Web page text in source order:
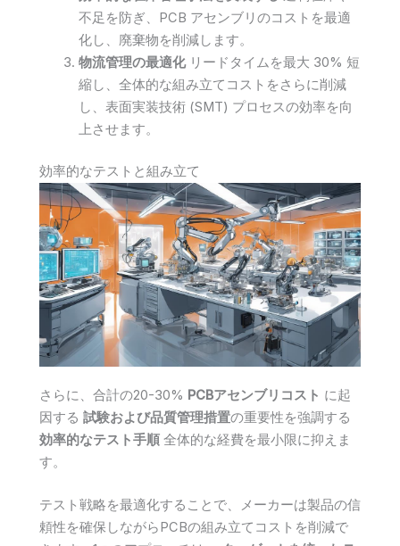
不足を防ぎ、PCB アセンブリのコストを最適
化し、廃棄物を削減します。
物流管理の最適化リードタイムを最大 30% 短
縮し、全体的な組み立てコストをさらに削減
し、表面実装技術 (SMT) プロセスの効率を向
上させます。
効率的なテストと組み立て
さらに、合計の20-30% PCBアセンブリコスト に起
因する 試験および品質管理措置の重要性を強調する
効率的なテスト手順 全体的な経費を最小限に抑えま
す。
テスト戦略を最適化することで、メーカーは製品の信
頼性を確保しながらPCBの組み立てコストを削減で